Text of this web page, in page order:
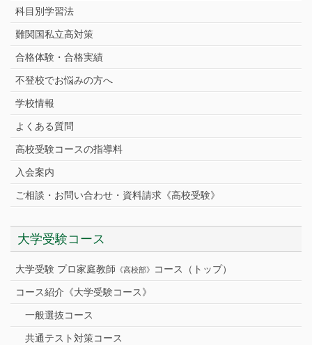
科目別学習法
難関国私立高対策
合格体験・合格実績
不登校でお悩みの方へ
学校情報
よくある質問
高校受験コースの指導料
入会案内
ご相談・お問い合わせ・資料請求《高校受験》
大学受験コース
大学受験 プロ家庭教師 《高校部》 コース（トップ）
コース紹介《大学受験コース》
一般選抜コース
共通テスト対策コース